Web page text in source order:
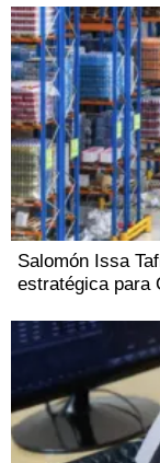
Salomón Issa
estratégica para